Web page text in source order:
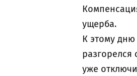
ущерба.
К этому
разгорелся
уже